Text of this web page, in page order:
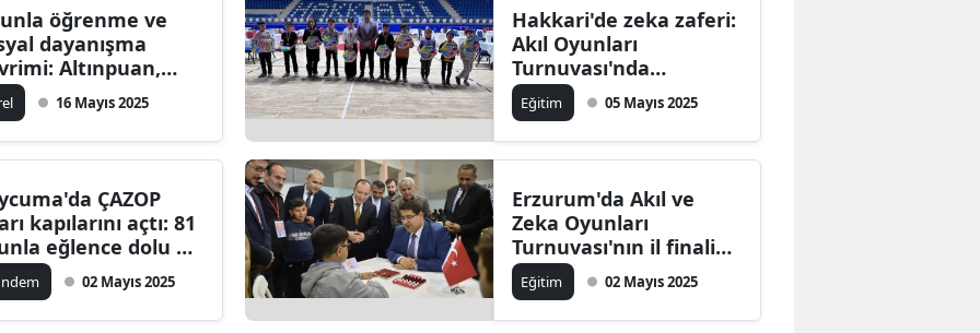
Erzurum
Eskişehir
Gaziantep
Gümüşhane
Hakkari
Hatay
öğrenme ve
dayanışma
Altınpuan,
öğrenciye
oluyor
16 Mayıs 2025
Hakkari'de zeka zaferi:
Akıl Oyunları
Turnuvası'nda
şampiyonlar belirlendi
Eğitim 05 Mayıs 2025
ÇAZOP
kapılarını açtı: 81
eğlence dolu bir
sizi bekliyor02 Mayıs 2025
Erzurum'da Akıl ve
Zeka Oyunları
Turnuvası'nın il finali
tamamlandı: İki adım
daha ve Türkiye
Finalleri'ne
Eğitim 02 Mayıs 2025